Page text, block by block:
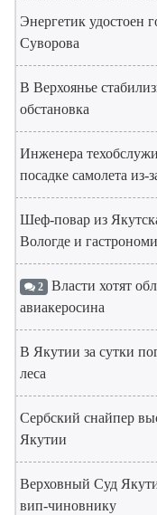
Энергетик удостоен
Суворова
В Верхоянье
обстановка
Инженера
посадке самолета из-
Шеф-повар из
Вологде и
2 Власти хотят
авиакеросина
В Якутии за сутки
леса
Сербский снайпер
Якутии
Верховный Суд
вип-чиновнику